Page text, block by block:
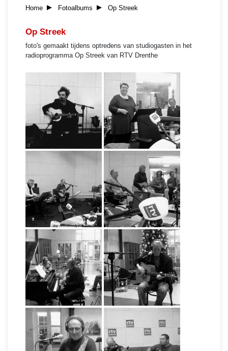
Home Fotoalbums Op Streek
Op Streek
foto's gemaakt tijdens optredens van studiogasten in het
radioprogramma Op Streek van RTV Drenthe